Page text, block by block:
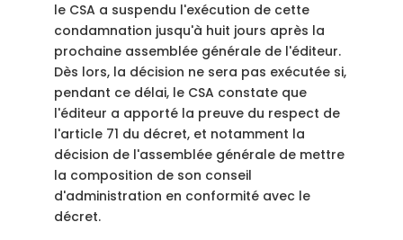
le CSA a suspendu l'exécution de cette
condamnation jusqu'à huit jours après la
prochaine assemblée générale de l'éditeur.
Dès lors, la décision ne sera pas exécutée si,
pendant ce délai, le CSA constate que
l'éditeur a apporté la preuve du respect de
l'article 71 du décret, et notamment la
décision de l'assemblée générale de mettre
la composition de son conseil
d'administration en conformité avec le
décret.